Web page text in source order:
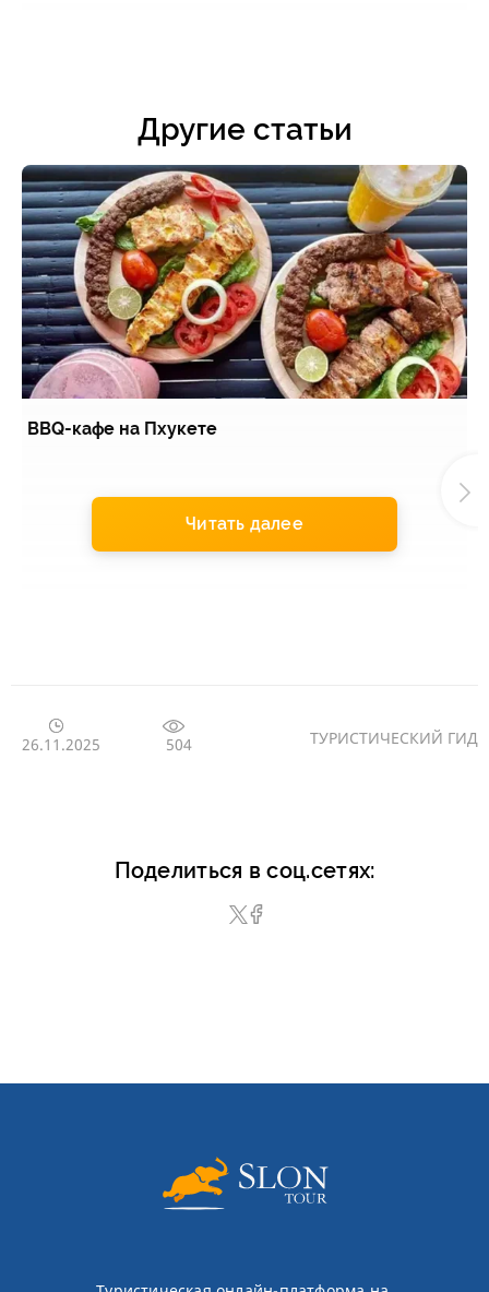
Другие статьи
BBQ-кафе на Пхукете
Читать далее
26.11.2025 504 ТУРИСТИЧЕСКИЙ ГИД
Поделиться в соц.сетях: